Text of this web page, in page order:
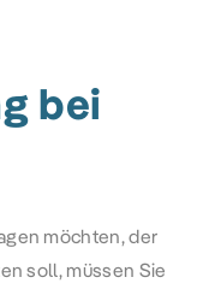
bei
möchten, der
soll, müssen Sie